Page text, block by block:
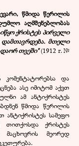
წმიდა წერილის
აღმშენებლობას
ქრისტეს პირველი
მთელი
თვეში"(1912 г. №
და
ასე იმიტომ აქვთ
ამ ანტიქრისტეს
წმიდა წერილის
ანტიქრისტეს სამეფო
თითქოსდა ქრისტეს
მეორედ